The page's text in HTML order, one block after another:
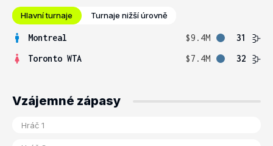
Hlavní turnaje Turnaje nižší úrovně
Montreal $9.4M
31
Toronto WTA
$7.4M 32
Vzájemné zápasy